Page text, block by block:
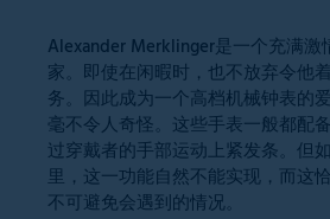
Alexander Merklinger是一个充满激
家。即使在闲暇时，也不放弃令他
务。因此成为一个高档机械钟表的
毫不令人奇怪。这些手表一般都配
过穿戴者的手部运动上紧发条。但
里，这一功能自然不能实现，而这
不可避免会遇到的情况。